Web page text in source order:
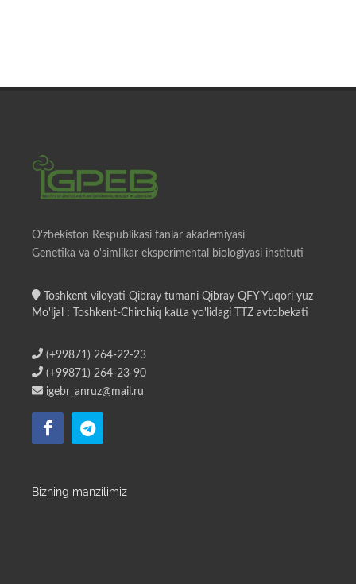
O'zbekiston Respublikasi fanlar akademiyasi
Genetika va o'simlikar eksperimental biologiyasi instituti
Toshkent viloyati Qibray tumani Qibray QFY Yuqori yuz
Mo'ljal : Toshkent-Chirchiq katta yo'lidagi TTZ avtobekati
(+99871) 264-22-23
(+99871) 264-23-90
igebr_anruz@mail.ru
Bizning manzilimiz